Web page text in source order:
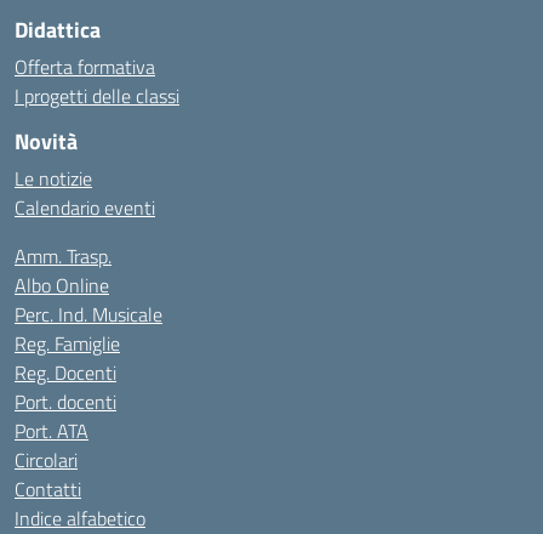
Didattica
Offerta formativa
I progetti delle classi
Novità
Le notizie
Calendario eventi
Amm. Trasp.
Albo Online
Perc. Ind. Musicale
Reg. Famiglie
Reg. Docenti
Port. docenti
Port. ATA
Circolari
Contatti
Indice alfabetico